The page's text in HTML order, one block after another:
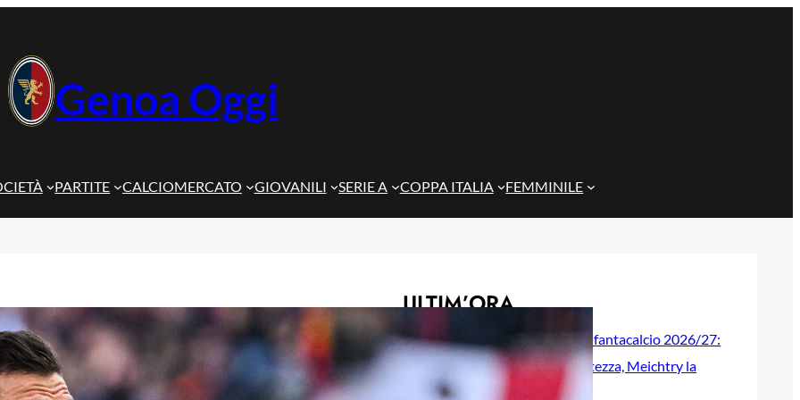
Genoa Oggi
PARTITE CALCIOMERCATO GIOVANILI SERIE A COPPA ITALIA FEMMINILE
ULTIM’ORA
Genoa, guida al fantacalcio 2026/27:
Colombo la certezza, Meichtry la
sorpresa?